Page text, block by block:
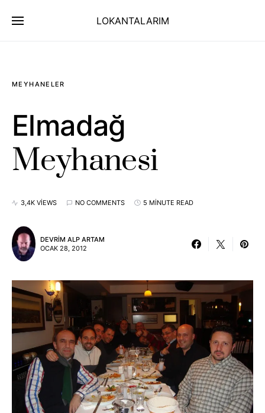
LOKANTALARIM
MEYHANELER
Elmadağ
Meyhanesi
3,4K VIEWS NO COMMENTS 5 MINUTE READ
DEVRIM ALP ARTAM
OCAK 28, 2012